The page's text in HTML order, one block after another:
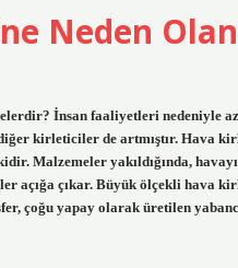
Neden
İnsan faaliyetleri nedeniyle
kirleticiler de artmıştır. Hava
Malzemeler yakıldığında,
açığa çıkar. Büyük ölçekli hava
çoğu yapay olarak üretilen